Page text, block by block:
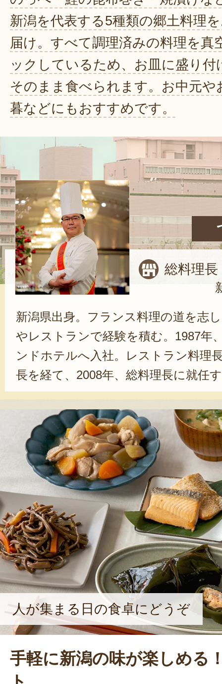
新潟を代表する5種類の郷土料理
届け。すべて調理済みの料理を真
ックしているため、お皿に盛り付
そのまま食べられます。お中元や
暮などにもおすすめです。
総料理長
新潟県出身。フランス料理の道を志
やレストランで経験を積む。1987年
ンドホテルへ入社。レストラン料理
長を経て、2008年、総料理長に就任
手仕事シリーズ』は、『ホテルの味
も食べていただきたい』という想い
を惜しまずに一つ一つ手作りしてい
ドホテルの料理をお楽しみください
笑顔を浮かべる。
人が集まる日の食卓にどうぞ
手軽に新潟の味が楽しめる